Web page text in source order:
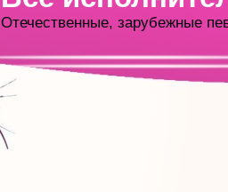
Отечественные, зарубежные